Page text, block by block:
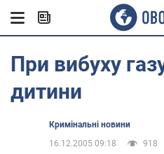
При вибуху
дитини
Кримінальні новини
16.12.2005 09:18
918